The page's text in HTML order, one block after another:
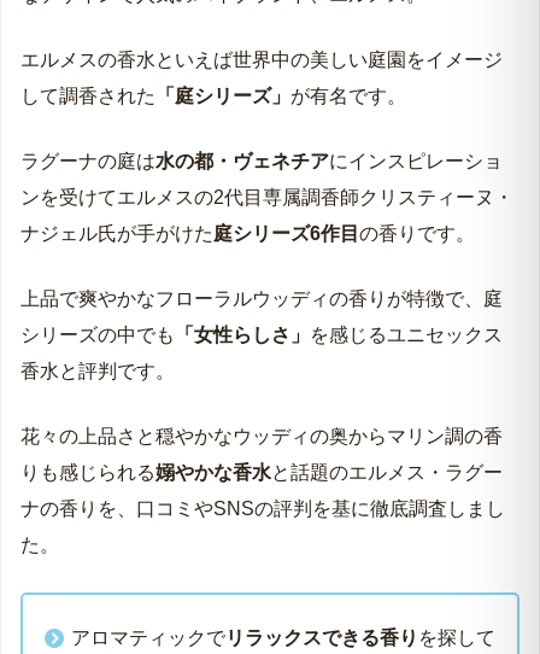
エルメスの香水といえば世界中の美しい庭園をイメージ
して調香された
「庭シリーズ」 が有名です。
ラグーナの庭は水の都・ヴェネチアにインスピレーショ
ンを受けてエルメスの2代目専属調香師クリスティーヌ・
ナジェル氏が手がけた庭シリーズ6作目 の香りです。
上品で爽やかなフローラルウッディの香りが特徴で、庭
シリーズの中でも
「女性らしさ」 を感じるユニセックス
香水と評判です。
花々の上品さと穏やかなウッディの奥からマリン調の香
りも感じられる嫋やかな香水と話題のエルメス・ラグー
ナの香りを、口コミやSNSの評判を基に徹底調査しまし
た。
アロマティックでリラックスできる香り を探して